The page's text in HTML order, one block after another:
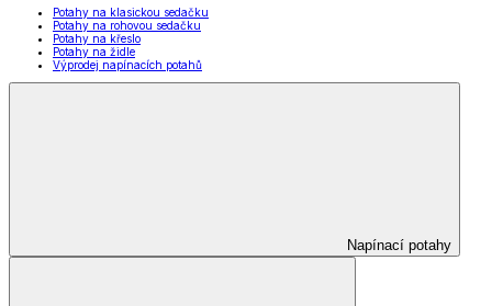
Potahy na klasickou sedačku
Potahy na rohovou sedačku
Potahy na křeslo
Potahy na židle
Výprodej napínacích potahů
Napínací potahy